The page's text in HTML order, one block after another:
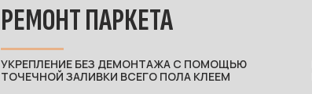
РЕМОНТ ПАРКЕТА
УКРЕПЛЕНИЕ БЕЗ ДЕМОНТАЖА С ПОМОЩЬЮ
ТОЧЕЧНОЙ ЗАЛИВКИ ВСЕГО ПОЛА КЛЕЕМ